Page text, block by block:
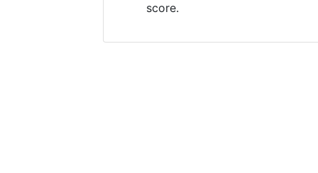
score.